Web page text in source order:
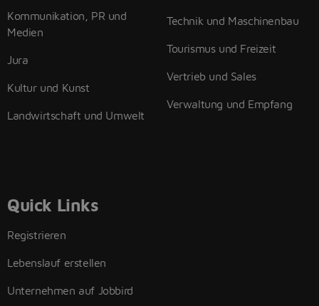
Kommunikation, PR und
Medien
Jura
Kultur und Kunst
Landwirtschaft und Umwelt
Technik und Maschinenbau
Tourismus und Freizeit
Vertrieb und Sales
Verwaltung und Empfang
Quick Links
Registrieren
Lebenslauf erstellen
Unternehmen auf Jobbird